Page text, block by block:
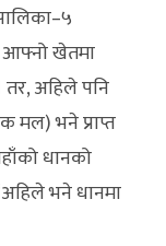
खेतमा
तर, अहिले पनि
मल) भने प्राप्त
धानको
भने धानमा